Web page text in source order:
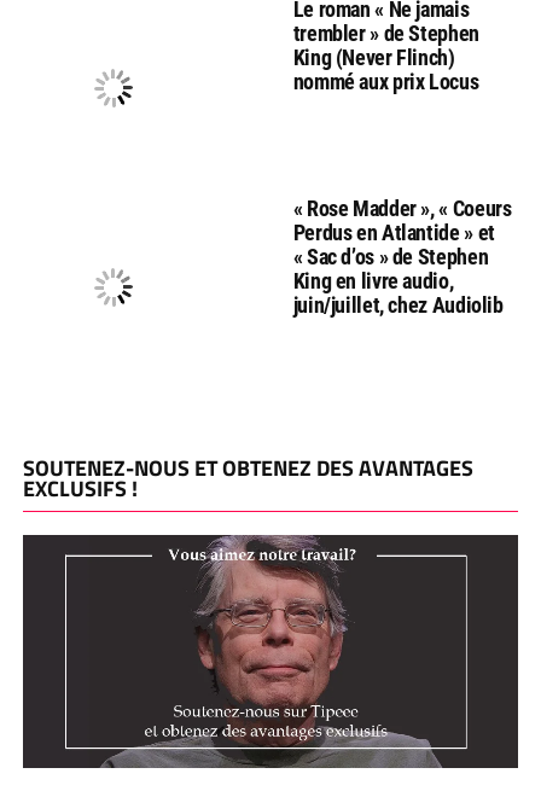
Le roman « Ne jamais
trembler » de Stephen
King (Never Flinch)
nommé aux prix Locus
« Rose Madder », « Coeurs
Perdus en Atlantide » et
« Sac d’os » de Stephen
King en livre audio,
juin/juillet, chez Audiolib
SOUTENEZ-NOUS ET OBTENEZ DES AVANTAGES
EXCLUSIFS !